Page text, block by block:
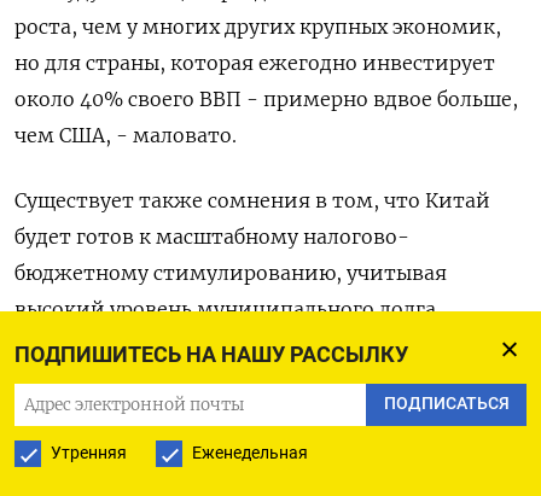
ПОДПИШИТЕСЬ НА НАШУ РАССЫЛКУ
ПОДПИСАТЬСЯ
Утренняя Еженедельная
роста, чем у многих других крупных экономик,
но для страны, которая ежегодно инвестирует
около 40% своего ВВП - примерно вдвое больше,
чем США, - маловато.
Существует также сомнения в том, что Китай
будет готов к масштабному налогово-
бюджетному стимулированию, учитывая
высокий уровень муниципального долга.
Напряженная ситуация на рынке
недвижимости, на долю которого приходится
около четверти экономической активности,